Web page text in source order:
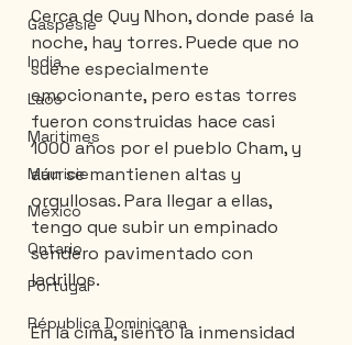
Gaspésie
India
Laos
Maritimes
Mauricie
México
Ontario
Portugal
Républica Dominicana
Cerca de Quy Nhon, donde pasé la
noche, hay torres. Puede que no
suene especialmente
emocionante, pero estas torres
fueron construidas hace casi
1000 años por el pueblo Cham, y
aún se mantienen altas y
orgullosas. Para llegar a ellas,
tengo que subir un empinado
sendero pavimentado con
ladrillos.
En la cima, siento la inmensidad